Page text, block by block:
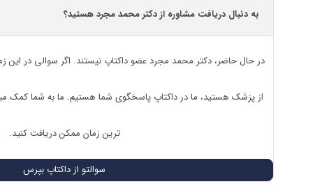
به دنبال دریافت مشاوره از دکتر محمد مجرد هستید؟
در حال حاضر،دکتر محمد مجردعضو داکتاپ نیستند. اگر سوالی در این
از پزشک هستید، ما در داکتاپ پاسخگوی شما هستیم. ما به شما کمک
ترین زمان ممکن دریافت کنید.
سوالتو از داکتاپ بپرس